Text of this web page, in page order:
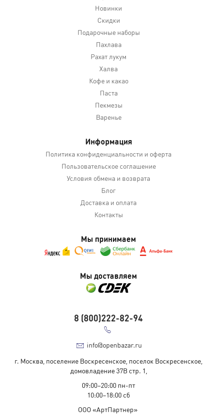
Новинки
Скидки
Подарочные наборы
Пахлава
Рахат лукум
Халва
Кофе и какао
Паста
Пекмезы
Варенье
Информация
Политика конфиденциальности и оферта
Пользовательское соглашение
Условия обмена и возврата
Блог
Доставка и оплата
Контакты
Мы принимаем
Мы доставляем
8 (800)222-82-94
info@openbazar.ru
г. Москва, поселение Воскресенское, поселок Воскресенское,
домовладение 37В стр. 1,
09:00–20:00 пн-пт
10:00–18:00 cб
ООО «АртПартнер»